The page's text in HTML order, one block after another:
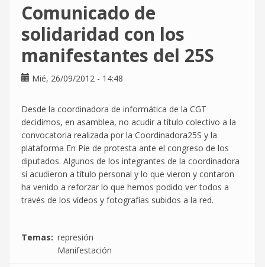
convoca
huelga
general
Comunicado de
solidaridad con los
manifestantes del 25S
Mié, 26/09/2012 - 14:48
Desde la coordinadora de informática de la CGT
decidimos, en asamblea, no acudir a título colectivo a la
convocatoria realizada por la Coordinadora25S y la
plataforma En Pie de protesta ante el congreso de los
diputados. Algunos de los integrantes de la coordinadora
sí acudieron a título personal y lo que vieron y contaron
ha venido a reforzar lo que hemos podido ver todos a
través de los vídeos y fotografías subidos a la red.
Temas
represión
Manifestación